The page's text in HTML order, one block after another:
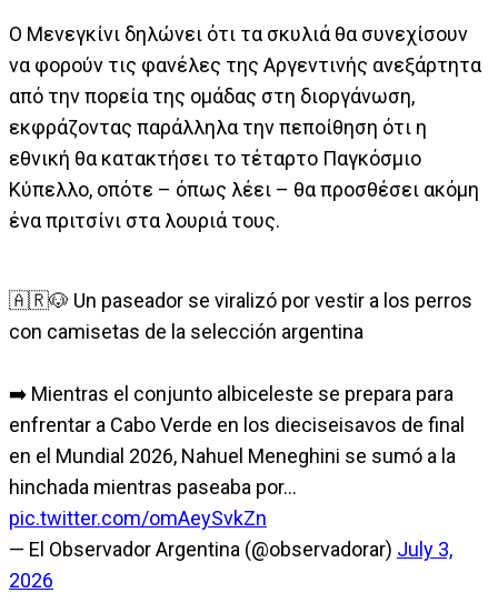
Ο Μενεγκίνι δηλώνει ότι τα σκυλιά θα συνεχίσουν
να φορούν τις φανέλες της Αργεντινής ανεξάρτητα
από την πορεία της ομάδας στη διοργάνωση,
εκφράζοντας παράλληλα την πεποίθηση ότι η
εθνική θα κατακτήσει το τέταρτο Παγκόσμιο
Κύπελλο, οπότε – όπως λέει – θα προσθέσει ακόμη
ένα πριτσίνι στα λουριά τους.
🇦🇷🐶 Un paseador se viralizó por vestir a los perros
con camisetas de la selección argentina
➡️ Mientras el conjunto albiceleste se prepara para
enfrentar a Cabo Verde en los dieciseisavos de final
en el Mundial 2026, Nahuel Meneghini se sumó a la
hinchada mientras paseaba por…
pic.twitter.com/omAeySvkZn
— El Observador Argentina (@observadorar) July 3,
2026